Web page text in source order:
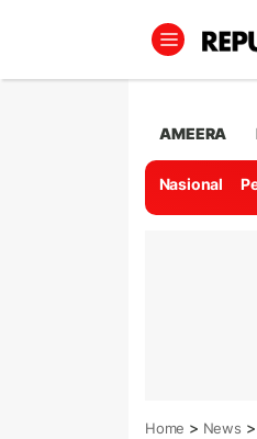
AMEERA
Nasional
Home > News >